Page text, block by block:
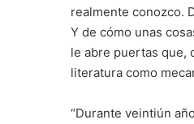
realmente conozco.
Y de cómo unas
le abre puertas que,
literatura como
“Durante veintiún